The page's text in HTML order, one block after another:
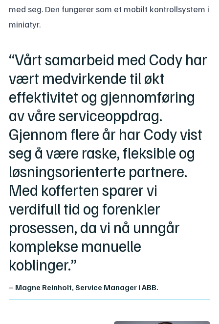
med seg. Den fungerer som et mobilt kontrollsystem i
miniatyr.
“Vårt samarbeid med Cody har
vært medvirkende til økt
effektivitet og gjennomføring
av våre serviceoppdrag.
Gjennom flere år har Cody vist
seg å være raske, fleksible og
løsningsorienterte partnere.
Med kofferten sparer vi
verdifull tid og forenkler
prosessen, da vi nå unngår
komplekse manuelle
koblinger.”
– Magne Reinholt, Service Manager i ABB.